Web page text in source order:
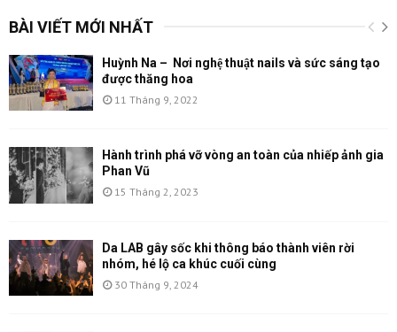
BÀI VIẾT MỚI NHẤT
Huỳnh Na – Nơi nghệ thuật nails và sức sáng tạo
được thăng hoa
11 Tháng 9, 2022
Hành trình phá vỡ vòng an toàn của nhiếp ảnh gia
Phan Vũ
15 Tháng 2, 2023
Da LAB gây sốc khi thông báo thành viên rời
nhóm, hé lộ ca khúc cuối cùng
30 Tháng 9, 2024